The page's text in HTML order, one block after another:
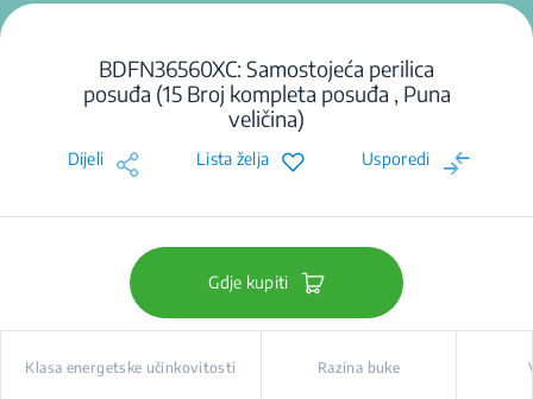
BDFN36560XC: Samostojeća perilica
posuđa (15 Broj kompleta posuđa , Puna
veličina)
Dijeli Lista želja Usporedi
Gdje kupiti
Klasa energetske učinkovitosti Razina buke